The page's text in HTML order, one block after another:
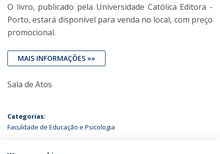
O livro, publicado pela Universidade Católica Editora -
Porto, estará disponível para venda no local, com preço
promocional.
MAIS INFORMAÇÕES »»
Sala de Atos
Categorias:
Faculdade de Educação e Psicologia